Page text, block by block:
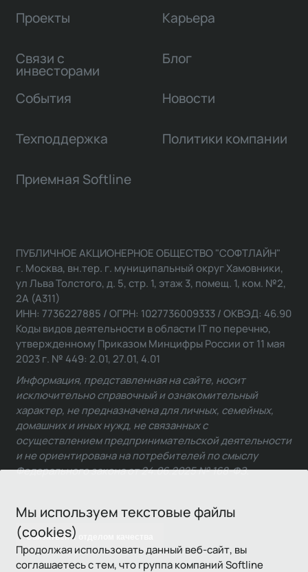
Мы используем текстовые файлы
(cookies)
Продолжая использовать данный веб-сайт, вы
соглашаетесь с тем, что группа компаний Softline
Проекты
Связи с
инвесторами
Карьера
Блог
События Новости
Техподдержка Политики компании
Приемная Softline
Связаться с отделом качества
ПУБЛИЧНОЕ АКЦИОНЕРНОЕ ОБЩЕСТВО "СОФТЛАЙН"
г. Москва, вн.тер. г. муниципальный округ Хамовники,
ул Льва Толстого, д. 5, стр. 1, этаж 3, помещ. 1, ком. №2,
2А (А311)
ИНН: 7736227885 / ОГРН: 1027736009333 / ОКВЭД: 46.90
Коды видов деятельности в области IT по перечню,
утвержденному Приказом Минцифры России от 11 мая
2023 г. № 449: 2.01, 27.01, 4.01
Информация, представленная на сайте, носит
исключительно справочный и ознакомительный
характер, не предназначена для личных, семейных,
домашних и иных нужд, не связанных с
осуществлением предпринимательской деятельности
и не ориентирована на потребителей по смыслу
Федерального закона от 24.06.2025 № 168-ФЗ.